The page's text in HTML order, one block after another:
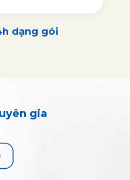
dạng gói
gia